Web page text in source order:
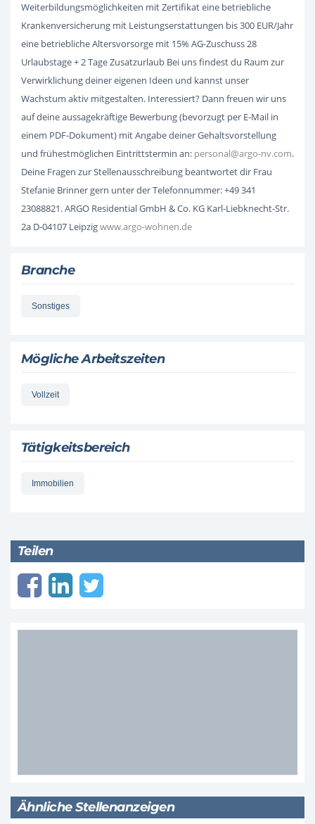
Weiterbildungsmöglichkeiten mit Zertifikat eine betriebliche
Krankenversicherung mit Leistungserstattungen bis 300 EUR/Jahr
eine betriebliche Altersvorsorge mit 15% AG-Zuschuss 28
Urlaubstage + 2 Tage Zusatzurlaub Bei uns findest du Raum zur
Verwirklichung deiner eigenen Ideen und kannst unser
Wachstum aktiv mitgestalten. Interessiert? Dann freuen wir uns
auf deine aussagekräftige Bewerbung (bevorzugt per E-Mail in
einem PDF-Dokument) mit Angabe deiner Gehaltsvorstellung
und frühestmöglichen Eintrittstermin an: personal@argo-nv.com.
Deine Fragen zur Stellenausschreibung beantwortet dir Frau
Stefanie Brinner gern unter der Telefonnummer: +49 341
23088821. ARGO Residential GmbH & Co. KG Karl-Liebknecht-Str.
2a D-04107 Leipzigwww.argo-wohnen.de
Branche
Sonstiges
Mögliche Arbeitszeiten
Vollzeit
Tätigkeitsbereich
Immobilien
Teilen
Ähnliche Stellenanzeigen